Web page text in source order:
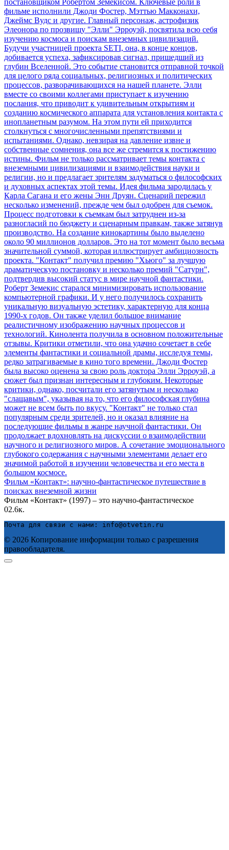
Фильм «Контакт»: научно-фантастическое путешествие в
поисках внеземной жизни
Фильм «Контакт» (1997) – это научно-фантастическое
02.6к.
Почта для связи с нами: info@otvetin.ru
© 2026 Копирование информации только с разрешения
правообладателя.